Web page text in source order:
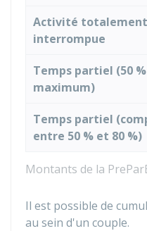
Montants de la
Activité totalement
interrompue
Temps partiel (50 %
maximum)
Temps partiel
entre 50 % et 80 %)
Il est possible de
au sein d'un couple.